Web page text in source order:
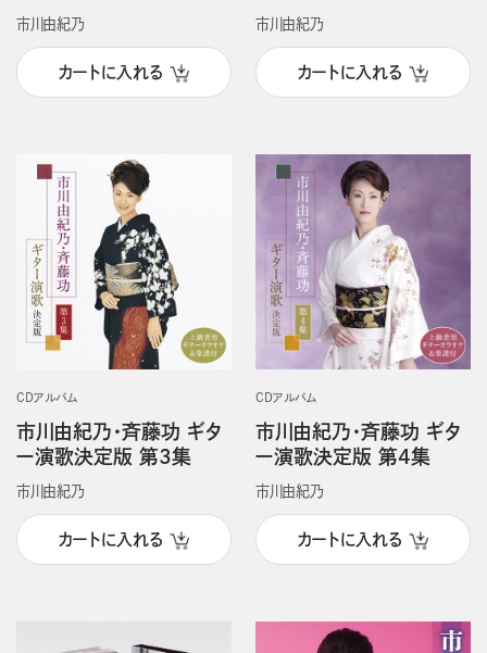
市川由紀乃
カートに入れる
市川由紀乃
カートに入れる
CDアルバム
市川由紀乃・斉藤功 ギタ
ー演歌決定版 第3集
市川由紀乃
カートに入れる
CDアルバム
市川由紀乃・斉藤功 ギタ
ー演歌決定版 第4集
市川由紀乃
カートに入れる